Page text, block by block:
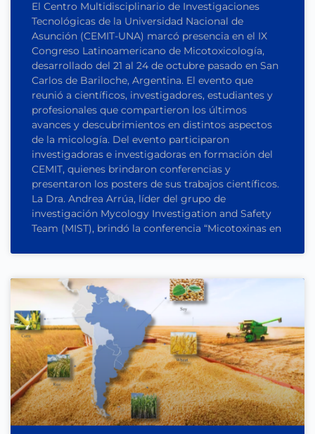
El Centro Multidisciplinario de Investigaciones
Tecnológicas de la Universidad Nacional de
Asunción (CEMIT-UNA) marcó presencia en el IX
Congreso Latinoamericano de Micotoxicología,
desarrollado del 21 al 24 de octubre pasado en San
Carlos de Bariloche, Argentina. El evento que
reunió a científicos, investigadores, estudiantes y
profesionales que compartieron los últimos
avances y descubrimientos en distintos aspectos
de la micología. Del evento participaron
investigadoras e investigadoras en formación del
CEMIT, quienes brindaron conferencias y
presentaron los posters de sus trabajos científicos.
La Dra. Andrea Arrúa, líder del grupo de
investigación Mycology Investigation and Safety
Team (MIST), brindó la conferencia “Micotoxinas en